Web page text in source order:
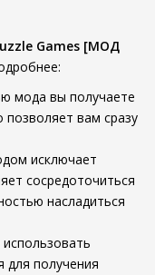
Games [МОД
мода вы получаете
позволяет вам сразу
исключает
сосредоточиться
насладиться
для получения